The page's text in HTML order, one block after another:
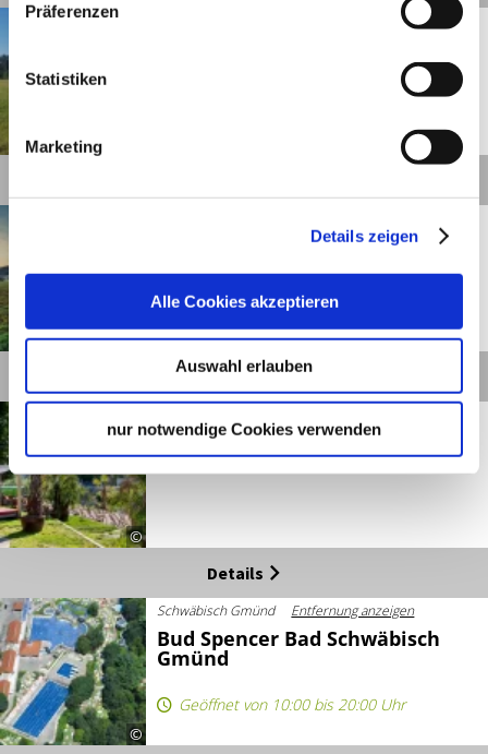
Präferenzen
Statistiken
Marketing
Details zeigen
Alle Cookies akzeptieren
Auswahl erlauben
nur notwendige Cookies verwenden
Entfernung anzeigen
©
Auf den Wegen zur Kunst
Details
©
Blühender Stadtrundgang
Schwäbisch Gmünd
Details
©
Schwäbisch Gmünd Entfernung anzeigen
Bud Spencer Bad Schwäbisch
Gmünd
Geöffnet von 10:00 bis 20:00 Uhr